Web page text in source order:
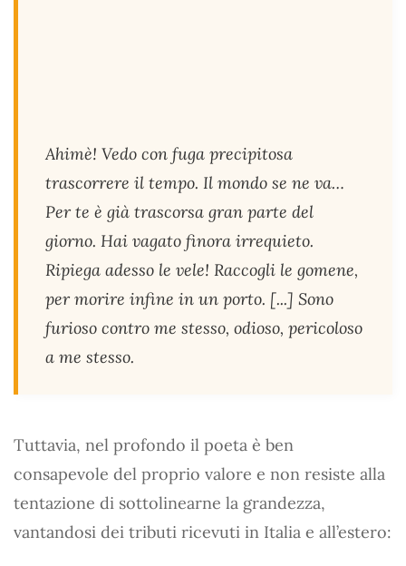
Ahimè! Vedo con fuga precipitosa
trascorrere il tempo. Il mondo se ne va…
Per te è già trascorsa gran parte del
giorno. Hai vagato finora irrequieto.
Ripiega adesso le vele! Raccogli le gomene,
per morire infine in un porto. [...] Sono
furioso contro me stesso, odioso, pericoloso
a me stesso.
Tuttavia, nel profondo il poeta è ben
consapevole del proprio valore e non resiste alla
tentazione di sottolinearne la grandezza,
vantandosi dei tributi ricevuti in Italia e all’estero: